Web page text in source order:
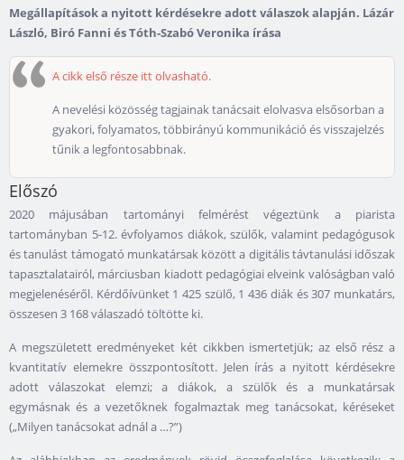
Megállapítások a nyitott kérdésekre adott válaszok alapján. Lázár
László, Biró Fanni és Tóth-Szabó Veronika írása
A cikk első része itt olvasható.
A nevelési közösség tagjainak tanácsait elolvasva elsősorban a
gyakori, folyamatos, többirányú kommunikáció és visszajelzés
tűnik a legfontosabbnak.
Előszó
2020 májusában tartományi felmérést végeztünk a piarista
tartományban 5-12. évfolyamos diákok, szülők, valamint pedagógusok
és tanulást támogató munkatársak között a digitális távtanulási időszak
tapasztalatairól, márciusban kiadott pedagógiai elveink valóságban való
megjelenéséről. Kérdőívünket 1 425 szülő, 1 436 diák és 307 munkatárs,
összesen 3 168 válaszadó töltötte ki.
A megszületett eredményeket két cikkben ismertetjük; az első rész a
kvantitatív elemekre összpontosított. Jelen írás a nyitott kérdésekre
adott válaszokat elemzi; a diákok, a szülők és a munkatársak
egymásnak és a vezetőknek fogalmaztak meg tanácsokat, kéréseket
(„Milyen tanácsokat adnál a …?”)